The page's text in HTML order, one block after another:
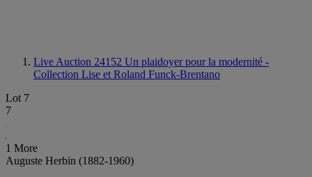
Live Auction 24152 Un plaidoyer pour la modernité -
Collection Lise et Roland Funck-Brentano
Lot 7
7
1 More
Auguste Herbin (1882-1960)